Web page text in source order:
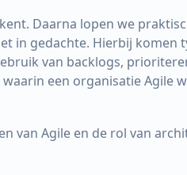
Daarna lopen we
in gedachte. Hierbij komen
van backlogs,
een organisatie Agile
van Agile en de rol van